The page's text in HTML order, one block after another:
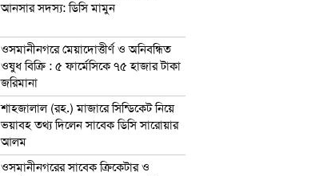
আনসার সদস্য: ডিসি মামুন
ওসমানীনগরে মেয়াদোত্তীর্ণ ও অনিবন্ধিত
ওষুধ বিক্রি : ৫ ফার্মেসিকে ৭৫ হাজার টাকা
জরিমানা
শাহজালাল (রহ.) মাজারে সিন্ডিকেট নিয়ে
ভয়াবহ তথ্য দিলেন সাবেক ডিসি সারোয়ার
আলম
ওসমানীনগরের সাবেক ক্রিকেটার ও